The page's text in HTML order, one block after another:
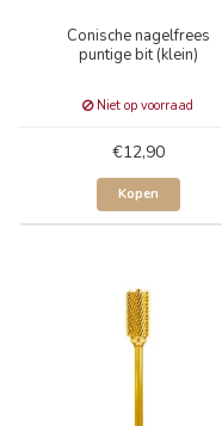
Conische nagelfrees
puntige bit (klein)
Niet op voorraad
€12,90
Kopen